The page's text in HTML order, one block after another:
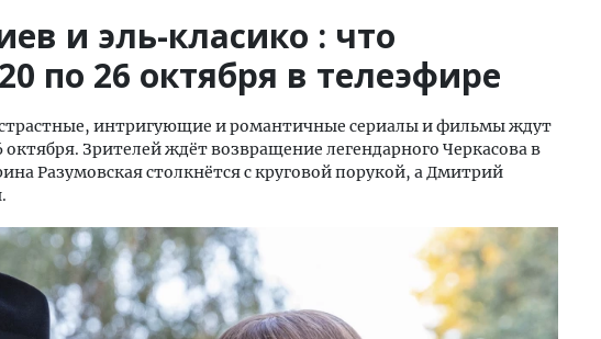
и эль-класико : что
по 26 октября в телеэфире
интригующие и романтичные сериалы и фильмы ждут
октября. Зрителей ждёт возвращение легендарного Черкасова в
Разумовская столкнётся с круговой порукой, а Дмитрий